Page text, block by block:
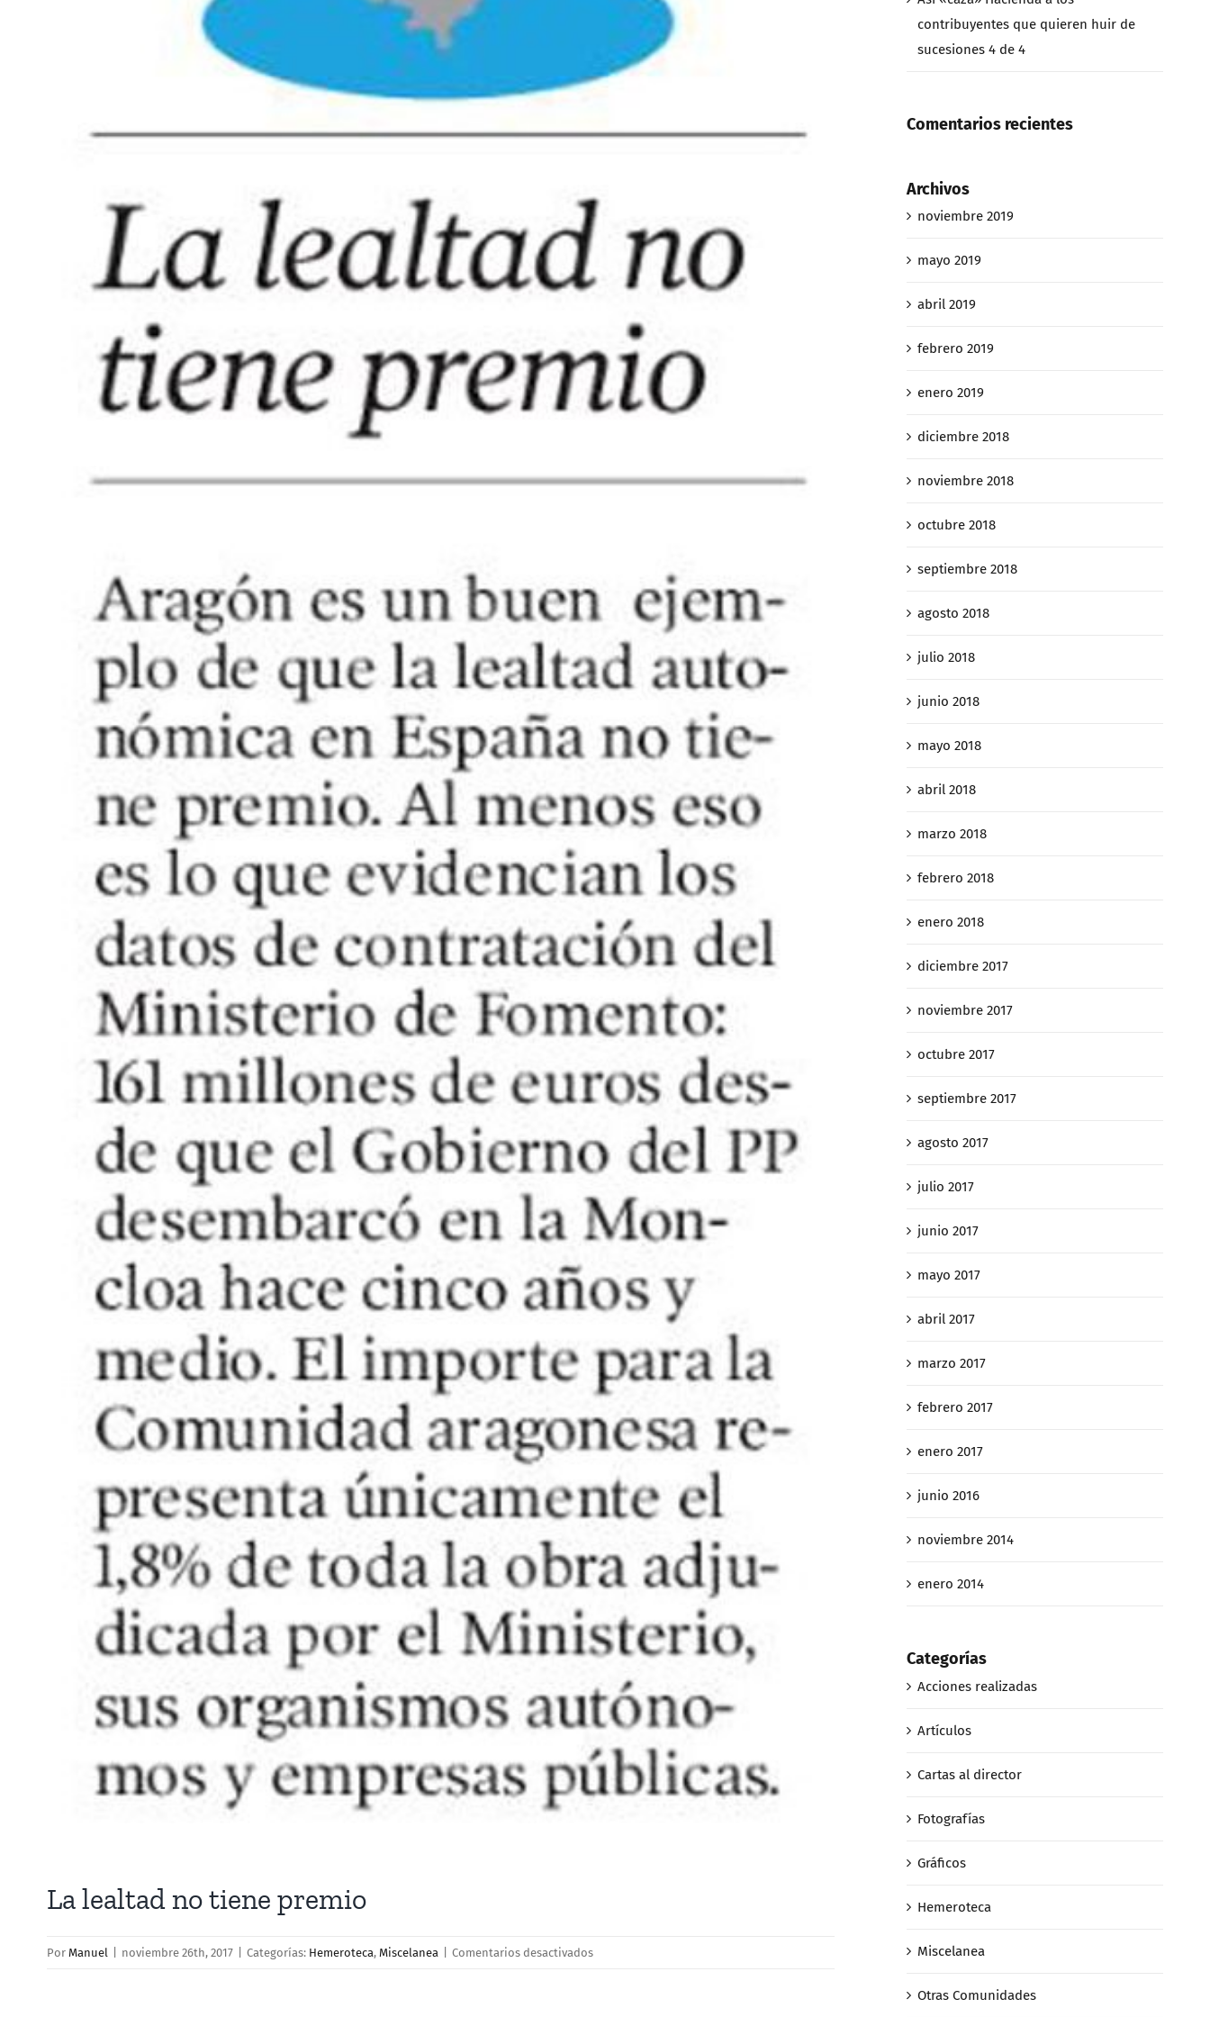
La lealtad no tiene premio
Por Manuel noviembre 26th, 2017 Categorías: Hemeroteca, Miscelanea Comentarios desactivadosen
contribuyentes que quieren huir de
sucesiones 4 de 4
Comentarios recientes
Archivos
noviembre 2019
mayo 2019
abril 2019
febrero 2019
enero 2019
diciembre 2018
noviembre 2018
octubre 2018
septiembre 2018
agosto 2018
julio 2018
junio 2018
mayo 2018
abril 2018
marzo 2018
febrero 2018
enero 2018
diciembre 2017
noviembre 2017
octubre 2017
septiembre 2017
agosto 2017
julio 2017
junio 2017
mayo 2017
abril 2017
marzo 2017
febrero 2017
enero 2017
junio 2016
noviembre 2014
enero 2014
Categorías
Acciones realizadas
Artículos
Cartas al director
Fotografías
Gráficos
Hemeroteca
Miscelanea
Otras Comunidades